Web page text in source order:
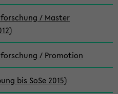
/ Master
/ Promotion
bis SoSe 2015)